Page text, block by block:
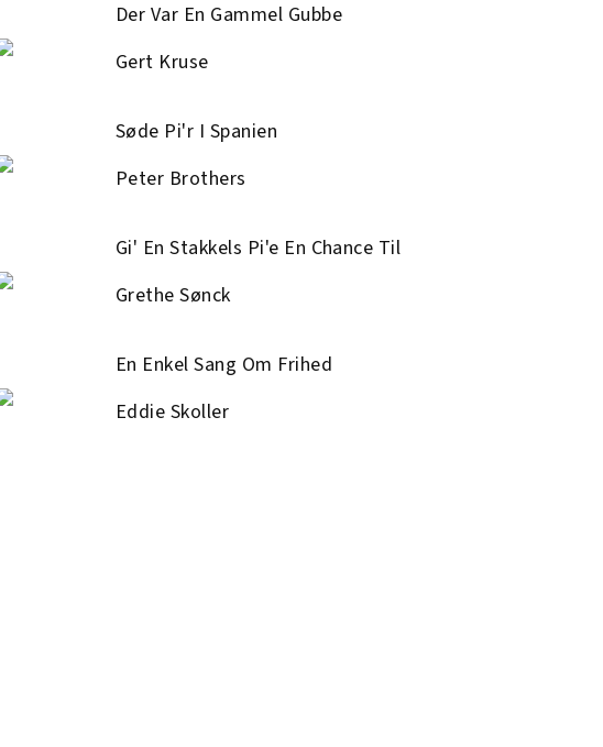
Der Var En Gammel Gubbe
Gert Kruse
Søde Pi'r I Spanien
Peter Brothers
Gi' En Stakkels Pi'e En Chance Til
Grethe Sønck
En Enkel Sang Om Frihed
Eddie Skoller